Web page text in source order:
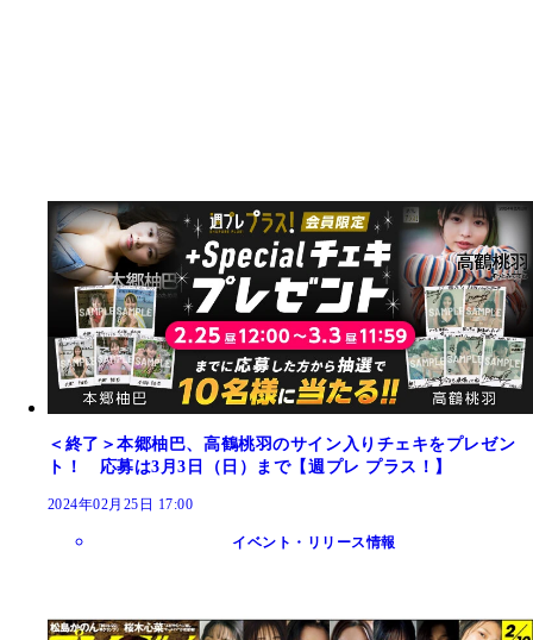
＜終了＞本郷柚巴、高鶴桃羽のサイン入りチェキをプレゼン
ト！ 応募は3月3日（日）まで【週プレ プラス！】
2024年02月25日 17:00
イベント・リリース情報